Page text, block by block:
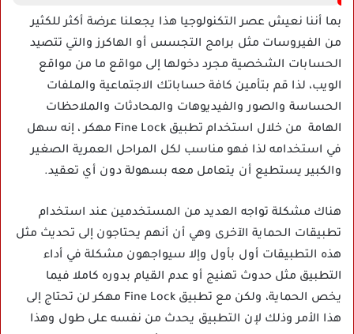
بما أننا نعيش عصر التكنولوجيا هذا يجعلنا عرضة أكثر للكثير
من الفيروسات مثل برامج التجسس أو الهاكرز والتي تتصيد
الحسابات الشخصية مجرد دخولها إلى مواقع ما من مواقع
الويب، لذا قم بتأمين كافة حساباتك الاجتماعية والملفات
الحساسة والصور والفيديوهات والمحادثات والملاحظات
الهامة من خلال استخدام تطبيق Fine Lock مهكر ، إنه سهل
في استخدامه لذا فهو مناسب لكل المراحل العمرية الصغير
والكبير يستطيع أن يتعامل معه بسهولة دون أي تعقيد.
هناك مشكلة تواجه العديد من المستخدمين عند استخدام
تطبيقات الحماية الآخرى وهي أن أنهم يحتاجون إلى تحديث مثل
هذه التطبيقات أول بأول وإلا سيواجهون مشكلة في أداء
التطبيق مثل حدوث تهنيج أو عدم القيام بدوره كاملا فيما
يخص الحماية، ولكن مع تطبيق Fine Lock مهكر لن تحتاج إلى
هذا الأمر وذلك لإن التطبيق يحدث من نفسه على طول وهذا